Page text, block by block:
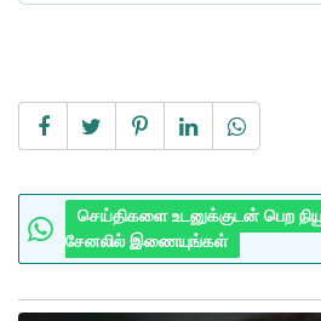
செய்திகளை உடனுக்குடன் பெற
சேனலில் இணையுங்கள்